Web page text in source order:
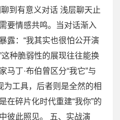
到有意义对话 浅层聊天止
要情感共鸣。当对话渐入
露：“我其实也很怕公开演
种脆弱性的展现往往能换
马丁·布伯曾区分“我它”与
为工具，后者则是全然的相
在碎片化时代重建“我你”的
彼此照见。 五、实战演